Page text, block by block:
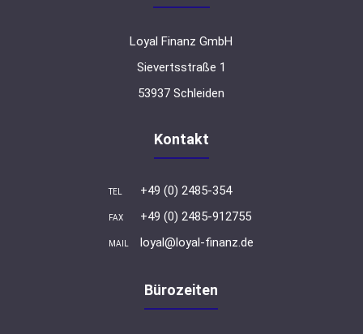
Loyal Finanz GmbH
Sievertsstraße 1
53937 Schleiden
Kontakt
TEL +49 (0) 2485-354
FAX +49 (0) 2485-912755
MAIL loyal@loyal-finanz.de
Bürozeiten